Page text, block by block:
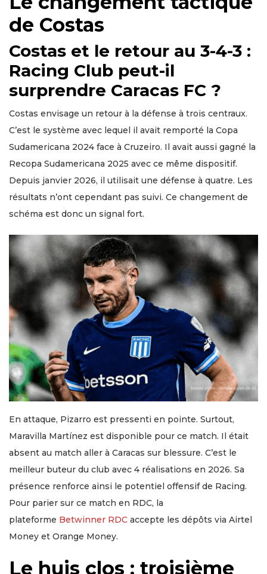
de Costas
Costas et le retour au 3-4-3 :
Racing Club peut-il
surprendre Caracas FC ?
Costas envisage un retour à la défense à trois centraux.
C’est le système avec lequel il avait remporté la Copa
Sudamericana 2024 face à Cruzeiro. Il avait aussi gagné la
Recopa Sudamericana 2025 avec ce même dispositif.
Depuis janvier 2026, il utilisait une défense à quatre. Les
résultats n’ont cependant pas suivi. Ce changement de
schéma est donc un signal fort.
En attaque, Pizarro est pressenti en pointe. Surtout,
Maravilla Martínez est disponible pour ce match. Il était
absent au match aller à Caracas sur blessure. C’est le
meilleur buteur du club avec 4 réalisations en 2026. Sa
présence renforce ainsi le potentiel offensif de Racing.
Pour parier sur ce match en RDC, la
plateforme Betwinner RDC accepte les dépôts via Airtel
Money et Orange Money.
Le huis clos : troisième